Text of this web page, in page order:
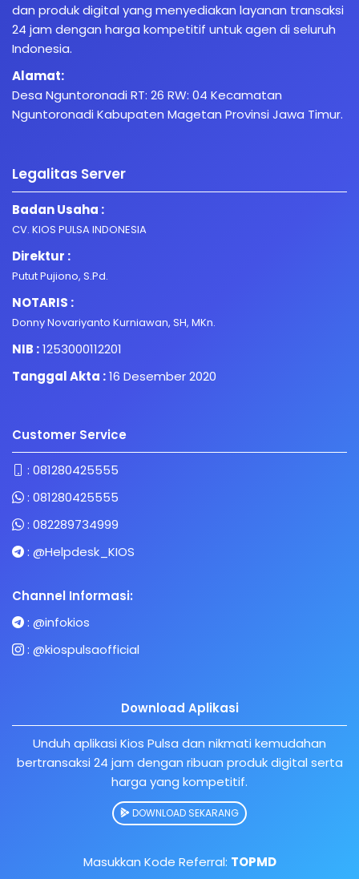
dan produk digital yang menyediakan layanan transaksi
24 jam dengan harga kompetitif untuk agen di seluruh
Indonesia.
Alamat:
Desa Nguntoronadi RT: 26 RW: 04 Kecamatan
Nguntoronadi Kabupaten Magetan Provinsi Jawa Timur.
Legalitas Server
Badan Usaha :
CV. KIOS PULSA INDONESIA
Direktur :
Putut Pujiono, S.Pd.
NOTARIS :
Donny Novariyanto Kurniawan, SH, MKn.
NIB :1253000112201
Tanggal Akta :16 Desember 2020
Customer Service
: 081280425555
: 081280425555
: 082289734999
: @Helpdesk_KIOS
Channel Informasi:
: @infokios
: @kiospulsaofficial
Download Aplikasi
Unduh aplikasi Kios Pulsa dan nikmati kemudahan
bertransaksi 24 jam dengan ribuan produk digital serta
harga yang kompetitif.
DOWNLOAD SEKARANG
Masukkan Kode Referral: TOPMD